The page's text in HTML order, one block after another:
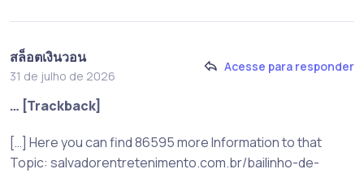
สล็อตเงินวอน
31 de julho de 2026
Acesse para responder
… [Trackback]
[…] Here you can find 86595 more Information to that
Topic: salvadorentretenimento.com.br/bailinho-de-